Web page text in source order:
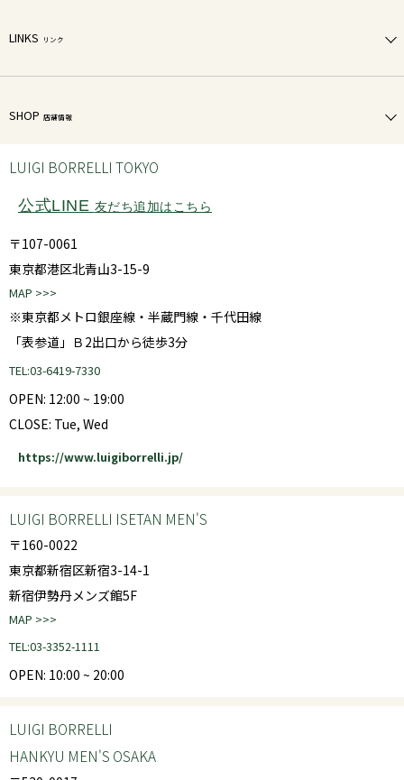
LINKS リンク
SHOP 店舗情報
LUIGI BORRELLI TOKYO
公式LINE 友だち追加はこちら
〒107-0061
東京都港区北青山3-15-9
MAP >>>
※東京都メトロ銀座線・半蔵門線・千代田線
「表参道」Ｂ2出口から徒歩3分
TEL:03-6419-7330
OPEN: 12:00 ~ 19:00
CLOSE: Tue, Wed
https://www.luigiborrelli.jp/
LUIGI BORRELLI ISETAN MEN'S
〒160-0022
東京都新宿区新宿3-14-1
新宿伊勢丹メンズ館5F
MAP >>>
TEL:03-3352-1111
OPEN: 10:00 ~ 20:00
LUIGI BORRELLI
HANKYU MEN'S OSAKA